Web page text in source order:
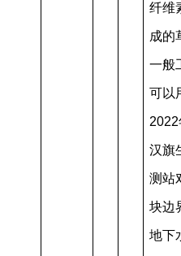
纤维
成的
一般
可以
汉旗
测站
块边
地下